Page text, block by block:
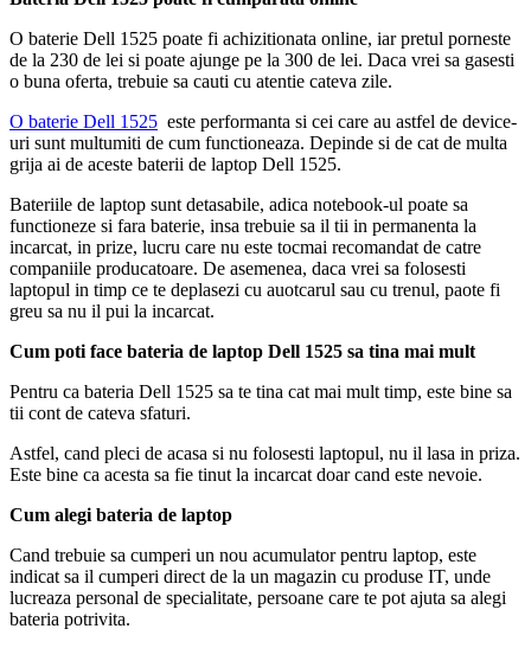
O baterie Dell 1525 poate fi achizitionata online, iar pretul porneste
de la 230 de lei si poate ajunge pe la 300 de lei. Daca vrei sa gasesti
o buna oferta, trebuie sa cauti cu atentie cateva zile.
O baterie Dell 1525 este performanta si cei care au astfel de device-
uri sunt multumiti de cum functioneaza. Depinde si de cat de multa
grija ai de aceste baterii de laptop Dell 1525.
Bateriile de laptop sunt detasabile, adica notebook-ul poate sa
functioneze si fara baterie, insa trebuie sa il tii in permanenta la
incarcat, in prize, lucru care nu este tocmai recomandat de catre
companiile producatoare. De asemenea, daca vrei sa folosesti
laptopul in timp ce te deplasezi cu auotcarul sau cu trenul, paote fi
greu sa nu il pui la incarcat.
Cum poti face bateria de laptop Dell 1525 sa tina mai mult
Pentru ca bateria Dell 1525 sa te tina cat mai mult timp, este bine sa
tii cont de cateva sfaturi.
Astfel, cand pleci de acasa si nu folosesti laptopul, nu il lasa in priza.
Este bine ca acesta sa fie tinut la incarcat doar cand este nevoie.
Cum alegi bateria de laptop
Cand trebuie sa cumperi un nou acumulator pentru laptop, este
indicat sa il cumperi direct de la un magazin cu produse IT, unde
lucreaza personal de specialitate, persoane care te pot ajuta sa alegi
bateria potrivita.